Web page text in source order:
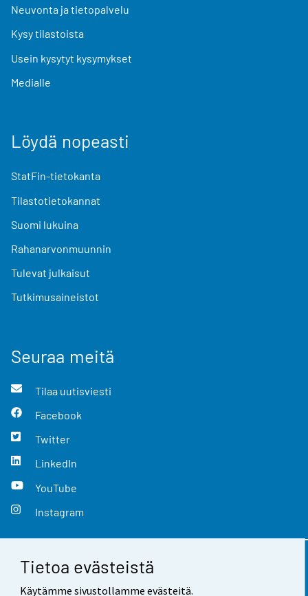
Tietoa evästeistä
Käytämme sivustollamme evästeitä.
Neuvonta ja tietopalvelu
Kysy tilastoista
Usein kysytyt kysymykset
Medialle
Löydä nopeasti
StatFin-tietokanta
Tilastotietokannat
Suomi lukuina
Rahanarvonmuunnin
Tulevat julkaisut
Tutkimusaineistot
Seuraa meitä
Tilaa uutisviesti
Facebook
Twitter
LinkedIn
YouTube
Instagram
Yhteystiedot